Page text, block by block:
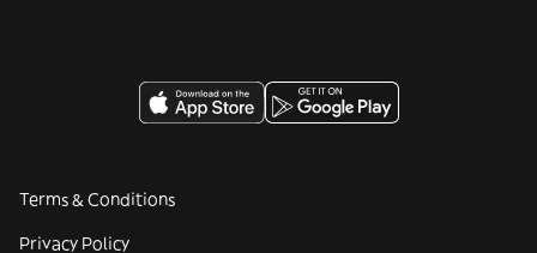
Terms & Conditions
Privacy Policy